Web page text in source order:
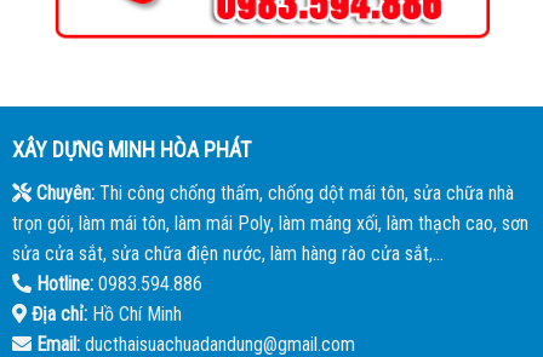
XÂY DỰNG MINH HÒA PHÁT
Chuyên:Thi công chống thấm, chống dột mái tôn, sửa chữa nhà
trọn gói, làm mái tôn, làm mái Poly, làm máng xối, làm thạch cao, sơn
sửa cửa sắt, sửa chữa điện nước, làm hàng rào cửa sắt,...
Hotline:0983.594.886
Địa chỉ:Hồ Chí Minh
Email:ducthaisuachuadandung@gmail.com